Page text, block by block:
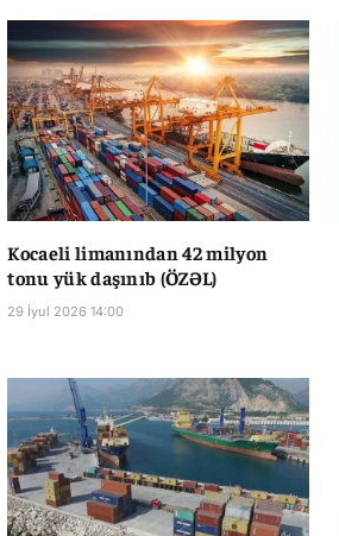
Kocaeli limanından 42 milyon
tonu yük daşınıb (ÖZƏL)
29 İyul 2026 14:00